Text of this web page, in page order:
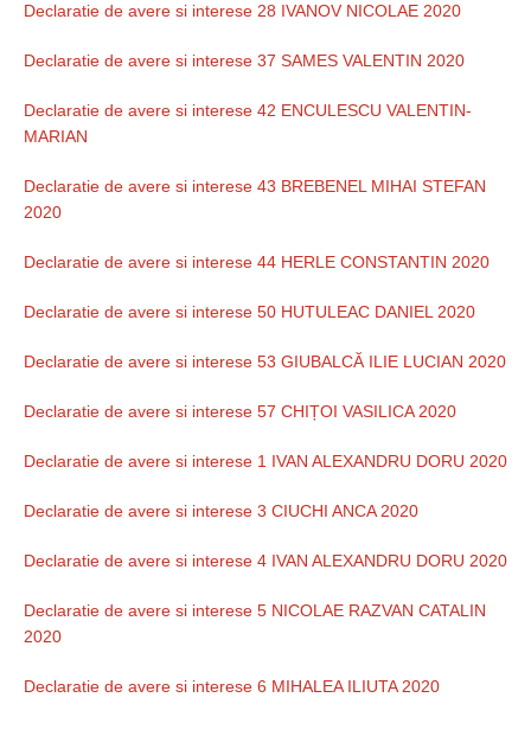
Declaratie de avere si interese 28 IVANOV NICOLAE 2020
Declaratie de avere si interese 37 SAMES VALENTIN 2020
Declaratie de avere si interese 42 ENCULESCU VALENTIN-
MARIAN
Declaratie de avere si interese 43 BREBENEL MIHAI STEFAN
2020
Declaratie de avere si interese 44 HERLE CONSTANTIN 2020
Declaratie de avere si interese 50 HUTULEAC DANIEL 2020
Declaratie de avere si interese 53 GIUBALCĂ ILIE LUCIAN 2020
Declaratie de avere si interese 57 CHIȚOI VASILICA 2020
Declaratie de avere si interese 1 IVAN ALEXANDRU DORU 2020
Declaratie de avere si interese 3 CIUCHI ANCA 2020
Declaratie de avere si interese 4 IVAN ALEXANDRU DORU 2020
Declaratie de avere si interese 5 NICOLAE RAZVAN CATALIN
2020
Declaratie de avere si interese 6 MIHALEA ILIUTA 2020